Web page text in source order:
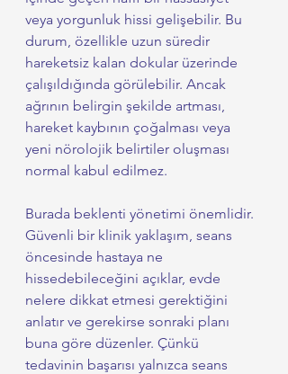
veya yorgunluk hissi gelişebilir. Bu
durum, özellikle uzun süredir
hareketsiz kalan dokular üzerinde
çalışıldığında görülebilir. Ancak
ağrının belirgin şekilde artması,
hareket kaybının çoğalması veya
yeni nörolojik belirtiler oluşması
normal kabul edilmez.
Burada beklenti yönetimi önemlidir.
Güvenli bir klinik yaklaşım, seans
öncesinde hastaya ne
hissedebileceğini açıklar, evde
nelere dikkat etmesi gerektiğini
anlatır ve gerekirse sonraki planı
buna göre düzenler. Çünkü
tedavinin başarısı yalnızca seans